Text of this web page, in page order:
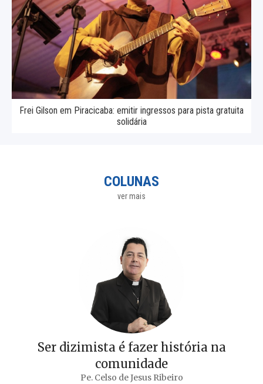
Frei Gilson em Piracicaba: emitir ingressos para pista gratuita
solidária
COLUNAS
ver mais
Ser dizimista é fazer história na
comunidade
Pe. Celso de Jesus Ribeiro